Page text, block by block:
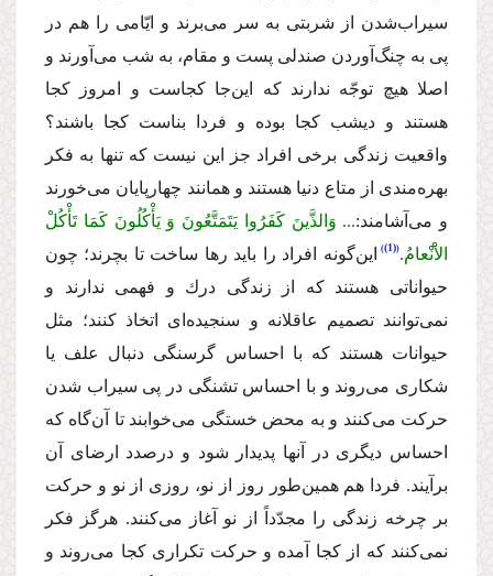
سیراب‌شدن از شربتى به سر مى‌برند و ایّامى را هم در
پى به چنگ‌آوردن صندلى پست و مقام، به شب مى‌آورند و
اصلا هیچ توجّه ندارند كه این‌جا كجاست و امروز كجا
هستند و دیشب كجا بوده و فردا بناست كجا باشند؟
واقعیت زندگى برخى افراد جز این نیست كه تنها به فكر
بهره‌مندى از متاع دنیا هستند و همانند چهارپایان مى‌خورند
و مى‌آشامند:... وَالذَّینَ كَفَرُوا یَتَمَتَّعُونَ وَ یَأْكُلُونَ كَمَا تَأْكُلْ
الاَْنْعامُ. (1)
این‌گونه افراد را باید رها ساخت تا بچرند؛ چون
حیواناتى هستند كه از زندگى درك و فهمى ندارند و
نمى‌توانند تصمیم عاقلانه و سنجیده‌اى اتخاذ كنند؛ مثل
حیوانات هستند كه با احساس گرسنگى دنبال علف یا
شكارى مى‌روند و با احساس تشنگى در پى سیراب شدن
حركت مى‌كنند و به محض خستگى مى‌خوابند تا آن‌گاه كه
احساس دیگرى در آنها پدیدار شود و درصدد ارضاى آن
برآیند. فردا هم همین‌طور روز از نو، روزى از نو و حركت
بر چرخه زندگى را مجدّداً از نو آغاز مى‌كنند. هرگز فكر
نمى‌كنند كه از كجا آمده و حركت تكرارى كجا مى‌روند و